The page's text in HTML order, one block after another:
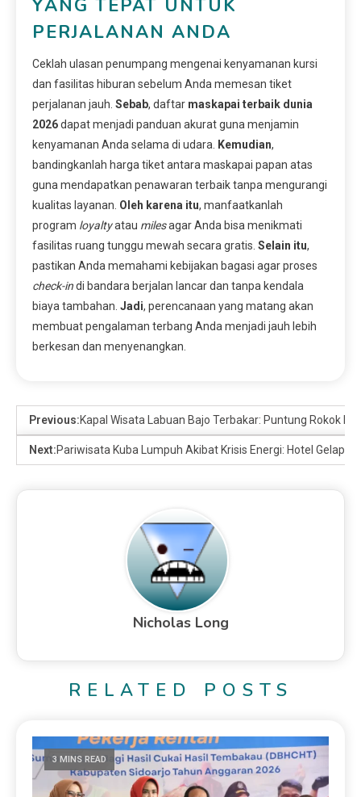
YANG TEPAT UNTUK
PERJALANAN ANDA
Ceklah ulasan penumpang mengenai kenyamanan kursi
dan fasilitas hiburan sebelum Anda memesan tiket
perjalanan jauh. Sebab, daftar maskapai terbaik dunia
2026dapat menjadi panduan akurat guna menjamin
kenyamanan Anda selama di udara.
Kemudian,
bandingkanlah harga tiket antara maskapai papan atas
guna mendapatkan penawaran terbaik tanpa mengurangi
kualitas layanan. Oleh karena itu, manfaatkanlah
program loyaltyatau milesagar Anda bisa menikmati
fasilitas ruang tunggu mewah secara gratis. Selain itu,
pastikan Anda memahami kebijakan bagasi agar proses
check-indi bandara berjalan lancar dan tanpa kendala
biaya tambahan. Jadi, perencanaan yang matang akan
membuat pengalaman terbang Anda menjadi jauh lebih
berkesan dan menyenangkan.
Previous:Kapal Wisata Labuan Bajo Terbakar: Puntung Rokok
Next:Pariwisata Kuba Lumpuh Akibat Krisis Energi: Hotel Gelap
Nicholas Long
RELATED POSTS
3 MINS READ